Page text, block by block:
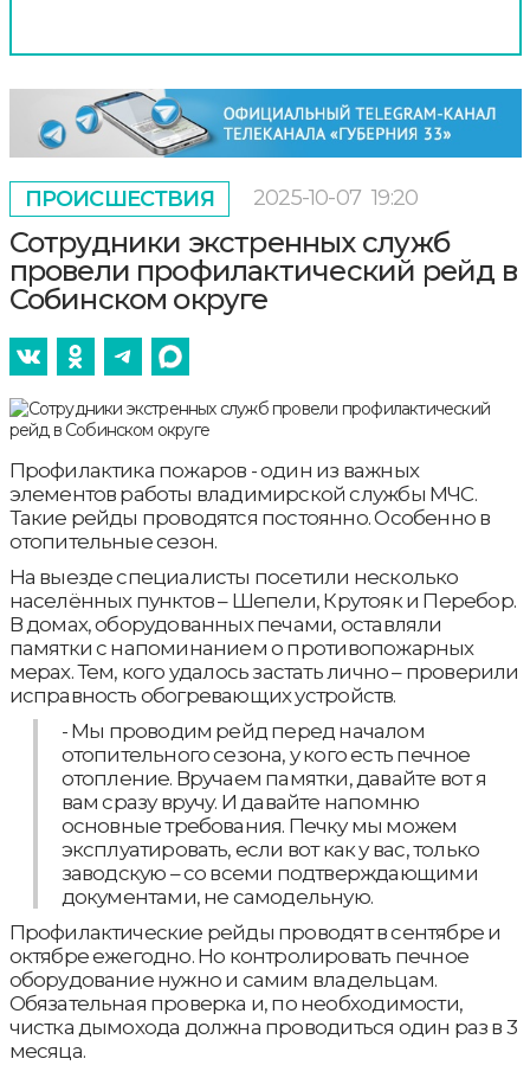
ПРОИСШЕСТВИЯ 2025-10-07 19:20
Сотрудники экстренных служб
провели профилактический рейд в
Собинском округе
Профилактика пожаров - один из важных
элементов работы владимирской службы МЧС.
Такие рейды проводятся постоянно. Особенно в
отопительные сезон.
На выезде специалисты посетили несколько
населённых пунктов – Шепели, Крутояк и Перебор.
В домах, оборудованных печами, оставляли
памятки с напоминанием о противопожарных
мерах. Тем, кого удалось застать лично – проверили
исправность обогревающих устройств.
- Мы проводим рейд перед началом
отопительного сезона, у кого есть печное
отопление. Вручаем памятки, давайте вот я
вам сразу вручу. И давайте напомню
основные требования. Печку мы можем
эксплуатировать, если вот как у вас, только
заводскую – со всеми подтверждающими
документами, не самодельную.
Профилактические рейды проводят в сентябре и
октябре ежегодно. Но контролировать печное
оборудование нужно и самим владельцам.
Обязательная проверка и, по необходимости,
чистка дымохода должна проводиться один раз в 3
месяца.